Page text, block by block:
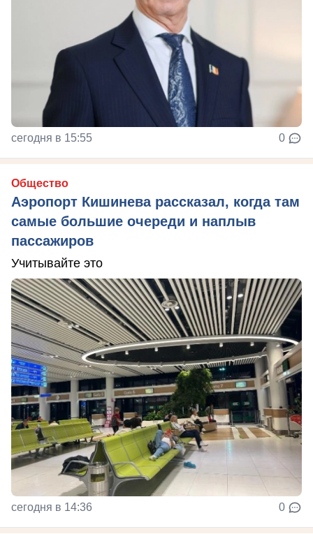
сегодня в 15:55 0
Общество
Аэропорт Кишинева рассказал, когда там
самые большие очереди и наплыв
пассажиров
Учитывайте это
сегодня в 14:36 0